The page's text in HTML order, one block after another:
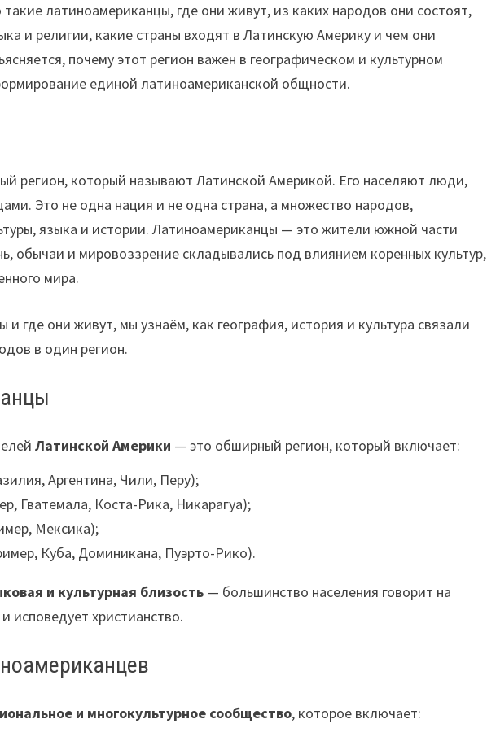
латиноамериканцы, где они живут, из каких народов они состоят,
и религии, какие страны входят в Латинскую Америку и чем они
почему этот регион важен в географическом и культурном
единой латиноамериканской общности.
регион, который называют Латинской Америкой. Его населяют люди,
Это не одна нация и не одна страна, а множество народов,
языка и истории. Латиноамериканцы — это жители южной части
обычаи и мировоззрение складывались под влиянием коренных культур,
мира.
где они живут, мы узнаём, как география, история и культура связали
в один регион.
Латинской Америки — это обширный регион, который включает:
Аргентина, Чили, Перу);
Гватемала, Коста-Рика, Никарагуа);
Мексика);
Куба, Доминикана, Пуэрто-Рико).
и культурная близость — большинство населения говорит на
исповедует христианство.
и многокультурное сообщество, которое включает: